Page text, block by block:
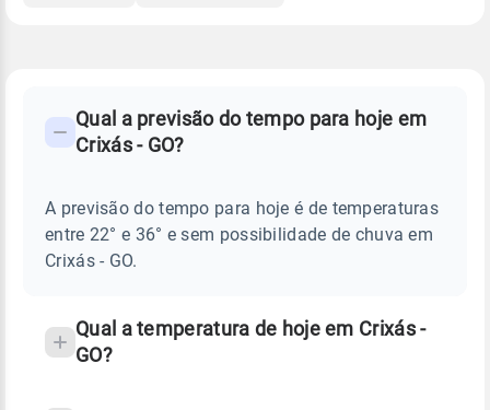
PREVISÃO
TEMPO
Perguntas
sobre
chuva
Qual a previsão do tempo para hoje em
Crixás - GO?
A previsão do tempo para hoje é de temperaturas
entre 22° e 36° e sem possibilidade de chuva em
Crixás - GO.
Qual a temperatura de hoje em Crixás -
GO?